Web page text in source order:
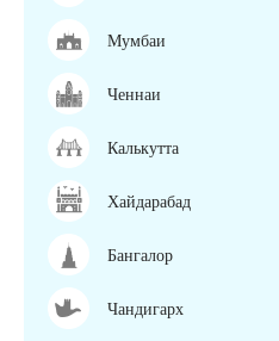
Мумбаи
Ченнаи
Калькутта
Хайдарабад
Бангалор
Чандигарх